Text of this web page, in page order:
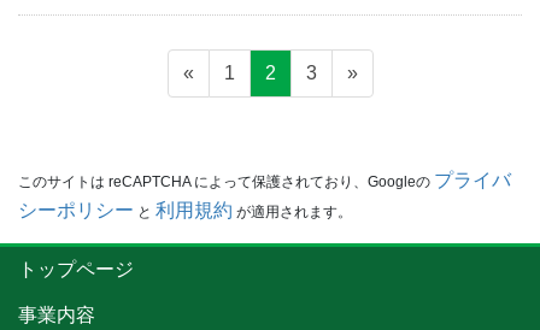
ペ
ー
ジ
送
り
«
ペ
ー
1
ペ
ー
2
ペ
ー
3 »
このサイトは reCAPTCHA によって保護されており、Googleの プライバ
シーポリシー と 利用規約 が適用されます。
トップページ
事業内容